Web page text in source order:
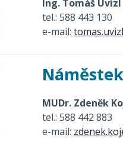
Ing. Tomáš Uvízl
tel.: 588 443 130
e-mail:
MUDr. Zdeněk
tel.: 588 442 883
e-mail: